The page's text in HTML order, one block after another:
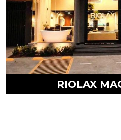
RIOLAX